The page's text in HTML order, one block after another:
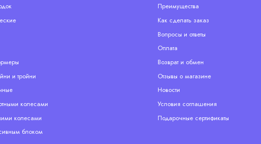
и тройни
колесами
колесами
блоком
Преимущества
Как сделать заказ
Вопросы и ответы
Оплата
Возврат и обмен
Отзывы о магазине
Новости
Условия соглашения
Подарочные сертификаты